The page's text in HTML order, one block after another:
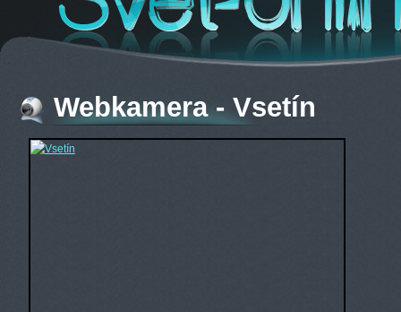
Webkamera - Vsetín